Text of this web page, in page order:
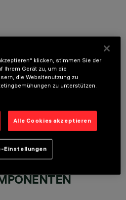
ZUBEHÖR
und zu betreiben, muss eines der erforderlichen
klicken, stimmen Sie der
Ihrem Gerät zu, um die
die Websitenutzung zu
zu unterstützen.
Alle Cookies akzeptieren
Einstellungen